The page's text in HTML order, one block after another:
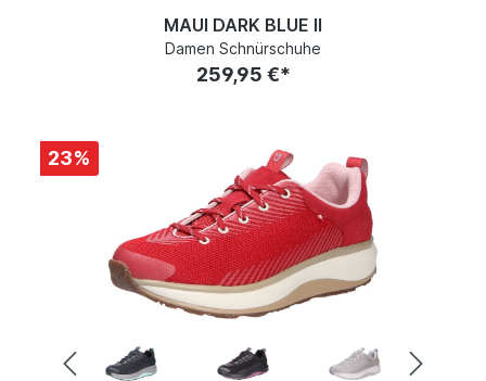
MAUI DARK BLUE II
Damen Schnürschuhe
259,95 €*
23%